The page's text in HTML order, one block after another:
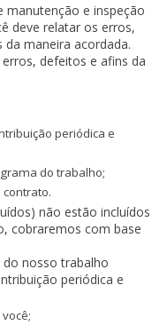
e inspeção
deve relatar os erros,
maneira acordada.
defeitos e afins da
periódica e
do trabalho;
contrato.
não estão incluídos
cobraremos com base
nosso trabalho
periódica e